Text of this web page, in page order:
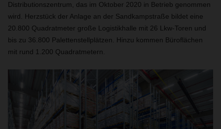
Distributionszentrum, das im Oktober 2020 in Betrieb genommen
wird. Herzstück der Anlage an der Sandkampstraße bildet eine
20.800 Quadratmeter große Logistikhalle mit 26 Lkw-Toren und
bis zu 36.800 Palettenstellplätzen. Hinzu kommen Büroflächen
mit rund 1.200 Quadratmetern.